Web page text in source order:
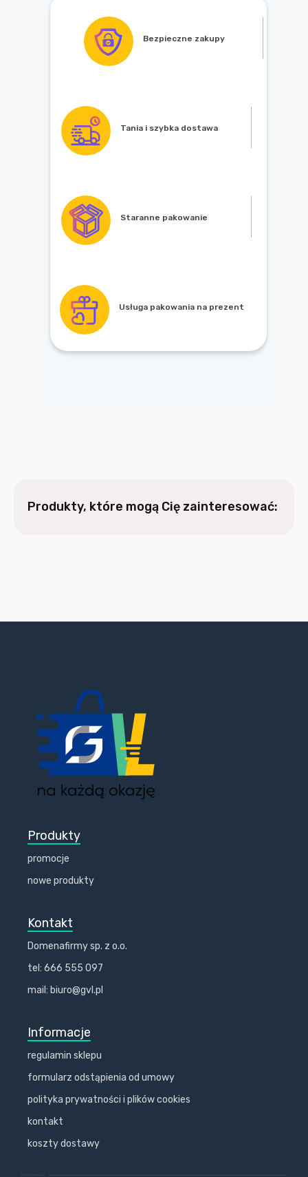
Bezpieczne zakupy
Tania i szybka dostawa
Staranne pakowanie
Usługa pakowania na prezent
Produkty, które mogą Cię zainteresować:
Produkty
promocje
nowe produkty
Kontakt
Domenafirmy sp. z o.o.
tel: 666 555 097
mail: biuro@gvl.pl
Informacje
regulamin sklepu
formularz odstąpienia od umowy
polityka prywatności i plików cookies
kontakt
koszty dostawy